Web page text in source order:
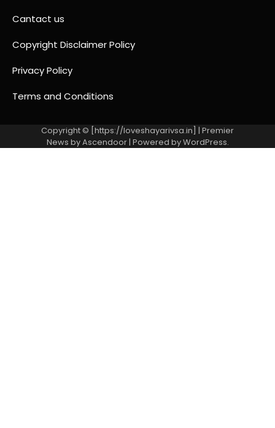
Cantact us
Copyright Disclaimer Policy
Privacy Policy
Terms and Conditions
Copyright © [https://loveshayarivsa.in] | Premier
News byAscendoor| Powered byWordPress.